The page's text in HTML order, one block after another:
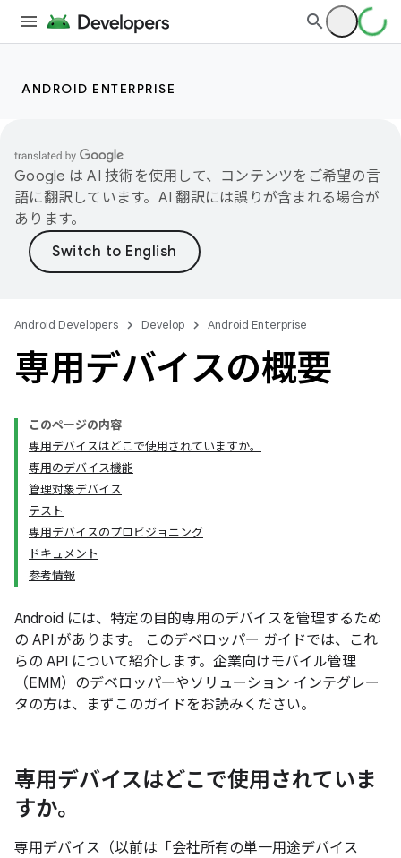
ANDROID ENTERPRISE
Google は AI 技術を使用して、コンテンツをご希望の言
語に翻訳しています。AI 翻訳には誤りが含まれる場合が
あります。
Android Developers Develop Android Enterprise
専用デバイスの概要
このページの内容
専用デバイスはどこで使用されていますか。
専用のデバイス機能
管理対象デバイス
テスト
専用デバイスのプロビジョニング
ドキュメント
参考情報
Android には、特定の目的専用のデバイスを管理するため
の API があります。 このデベロッパー ガイドでは、これ
らの API について紹介します。企業向けモバイル管理
（EMM）のデベロッパーやソリューション インテグレー
タの方は、まずこのガイドをお読みください。
専用デバイスはどこで使用されていま
すか。
専用デバイス （以前は「会社所有の単一用途デバイス